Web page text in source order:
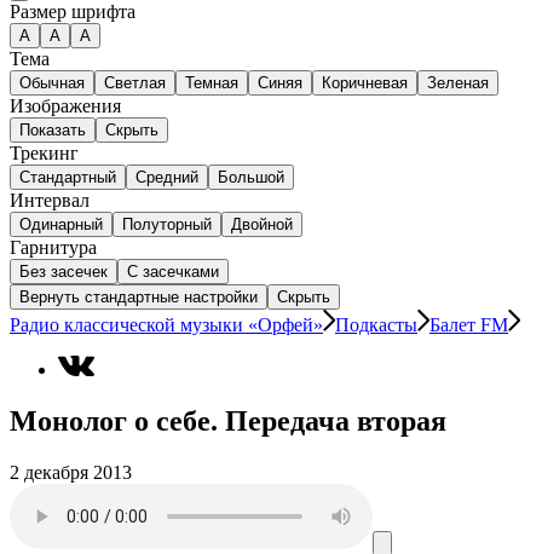
Размер шрифта
А A A
Тема
Обычная Светлая Темная Синяя Коричневая Зеленая
Изображения
Показать Скрыть
Трекинг
Стандартный Средний Большой
Интервал
Одинарный Полуторный Двойной
Гарнитура
Без засечек
С засечками
Вернуть стандартные настройки
Скрыть
Радио классической музыки «Орфей» Подкасты Балет FM
Монолог о себе. Передача вторая
2 декабря 2013